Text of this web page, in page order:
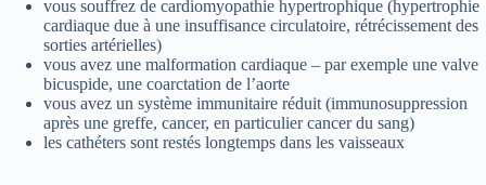
vous souffrez de cardiomyopathie hypertrophique (hypertrophie
cardiaque due à une insuffisance circulatoire, rétrécissement des
sorties artérielles)
vous avez une malformation cardiaque – par exemple une valve
bicuspide, une coarctation de l’aorte
vous avez un système immunitaire réduit (immunosuppression
après une greffe, cancer, en particulier cancer du sang)
les cathéters sont restés longtemps dans les vaisseaux